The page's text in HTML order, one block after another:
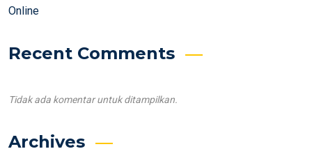
Online
Recent Comments
Tidak ada komentar untuk ditampilkan.
Archives